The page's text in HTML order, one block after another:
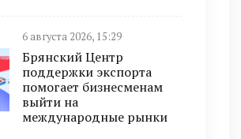
6 августа 2026, 15:29
Брянский Центр
поддержки экспорта
помогает бизнесменам
выйти на
международные рынки